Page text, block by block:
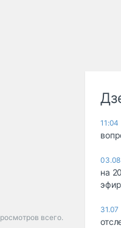
всего.
11:04
03.08
на
31.07